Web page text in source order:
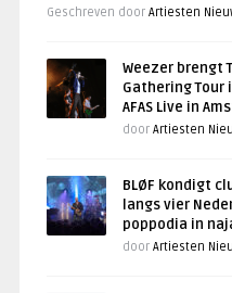
Geschreven door Artiesten
Weezer brengt
Gathering Tour
AFAS Live in
door Artiesten
BLØF kondigt
langs vier
poppodia in
door Artiesten